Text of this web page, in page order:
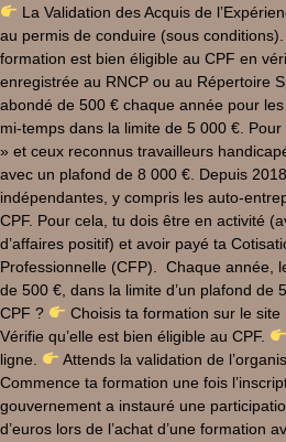
La Validation des Acquis de
au permis de conduire (sous conditions).
formation est bien éligible au CPF en
enregistrée au RNCP ou au Répertoire
abondé de 500 € chaque année pour
mi-temps dans la limite de 5 000 €.
» et ceux reconnus travailleurs
avec un plafond de 8 000 €. Depuis
indépendantes, y compris les auto-
CPF. Pour cela, tu dois être en activité
d’affaires positif) et avoir payé ta
Professionnelle (CFP). Chaque année,
de 500 €, dans la limite d’un plafond de
CPF ?
Choisis ta formation sur le site
Vérifie qu’elle est bien éligible au CPF.
ligne.
Attends la validation de
Commence ta formation une fois
gouvernement a instauré une
d’euros lors de l’achat d’une formation